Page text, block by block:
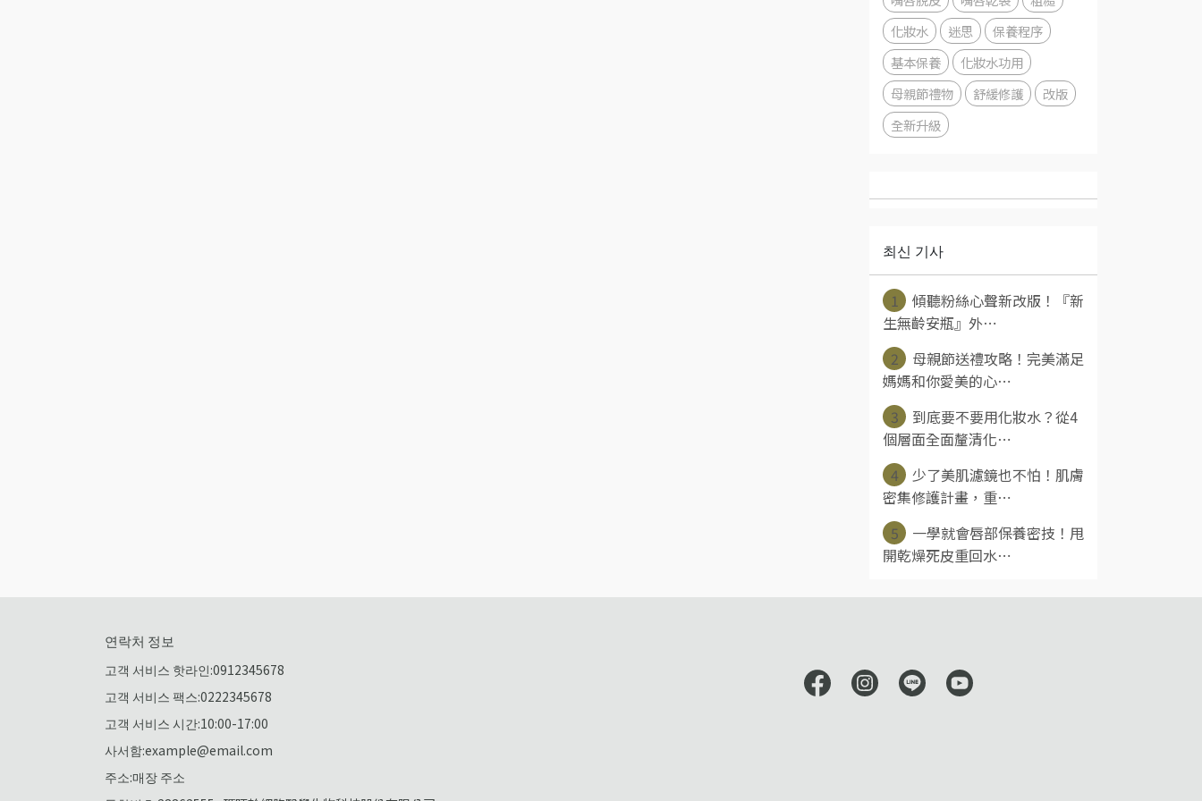
化妝水
迷思
保養程序
基本保養
化妝水功用
母親節禮物
舒緩修護
改版
全新升級
최신 기사
1
傾聽粉絲心聲新改版！『新
生無齡安瓶』外⋯
2
母親節送禮攻略！完美滿足
媽媽和你愛美的心⋯
3
到底要不要用化妝水？從4
個層面全面釐清化⋯
4
少了美肌濾鏡也不怕！肌膚
密集修護計畫，重⋯
5
一學就會唇部保養密技！甩
開乾燥死皮重回水⋯
연락처 정보
고객 서비스 핫라인:0912345678
고객 서비스 팩스:0222345678
고객 서비스 시간:10:00-17:00
사서함:example@email.com
주소:매장 주소